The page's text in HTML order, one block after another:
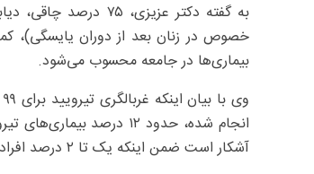
خصوص در زنان بعد از دوران یایسگی)،
بیماری‌ها در جامعه محسوب می‌شود.
انجام شده، حدود ۱۲
آشکار است ضمن اینکه یک تا ۲ درصد افراد جامعه نیز دارای گره تیرویید هستند.